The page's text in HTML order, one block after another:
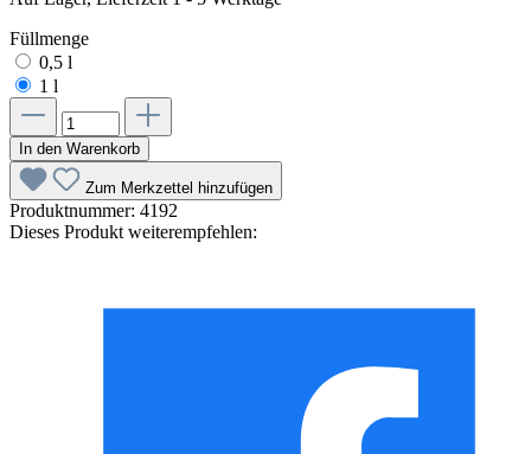
Füllmenge
0,5 l
1 l
In den Warenkorb
Zum Merkzettel hinzufügen
Produktnummer: 4192
Dieses Produkt weiterempfehlen: